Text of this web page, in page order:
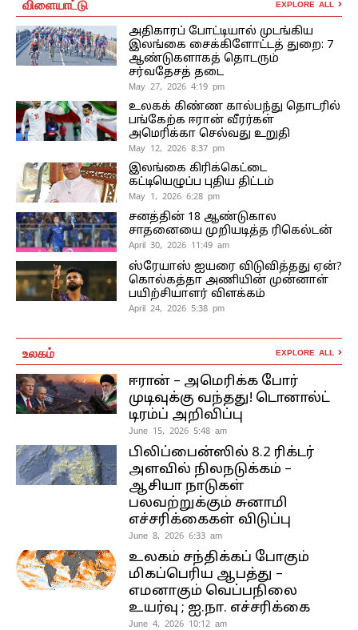
EXPLORE ALL
அதிகாரப் போட்டியால் முடங்கிய
இலங்கை சைக்கிளோட்டத் துறை: 7
ஆண்டுகளாகத் தொடரும்
சர்வதேசத் தடை
May 27, 2026 4:19 pm
உலகக் கிண்ண கால்பந்து தொடரில்
பங்கேற்க ஈரான் வீரர்கள்
அமெரிக்கா செல்வது உறுதி
May 12, 2026 8:37 pm
இலங்கை கிரிக்கெட்டை
கட்டியெழுப்ப புதிய திட்டம்
May 1, 2026 6:28 pm
சனத்தின் 18 ஆண்டுகால
சாதனையை முறியடித்த ரிகெல்டன்
April 30, 2026 11:49 am
ஸ்ரேயாஸ் ஐயரை விடுவித்தது ஏன்?
கொல்கத்தா அணியின் முன்னாள்
பயிற்சியாளர் விளக்கம்
April 24, 2026 5:38 pm
உலகம் EXPLORE ALL
ஈரான் – அமெரிக்க போர்
முடிவுக்கு வந்தது! டொனால்ட்
டிரம்ப் அறிவிப்பு
June 15, 2026 5:48 am
பிலிப்பைன்ஸில் 8.2 ரிக்டர்
அளவில் நிலநடுக்கம் –
ஆசியா நாடுகள்
பலவற்றுக்கும் சுனாமி
எச்சரிக்கைகள் விடுப்பு
June 8, 2026 6:33 am
உலகம் சந்திக்கப் போகும்
மிகப்பெரிய ஆபத்து –
எமனாகும் வெப்பநிலை
உயர்வு ; ஐ.நா. எச்சரிக்கை
June 4, 2026 10:12 am